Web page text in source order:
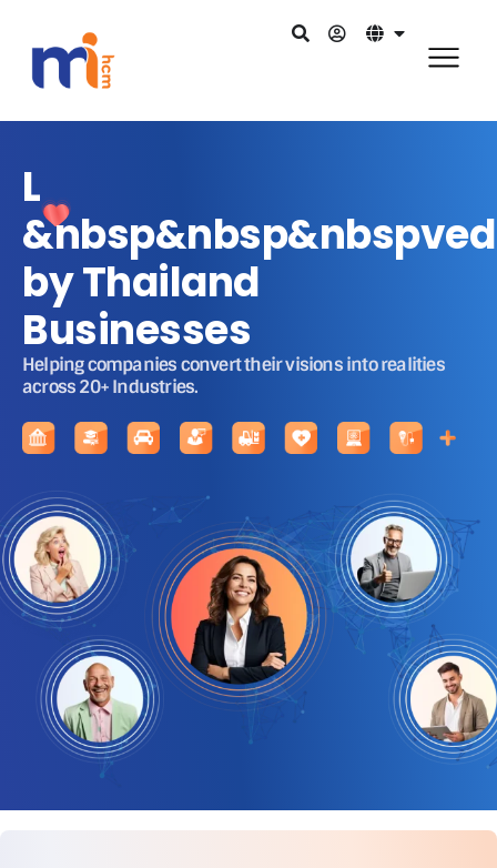
L
&nbsp&nbsp&nbspved
by Thailand
Businesses
Helping companies convert their visions into realities
across 20+ Industries.